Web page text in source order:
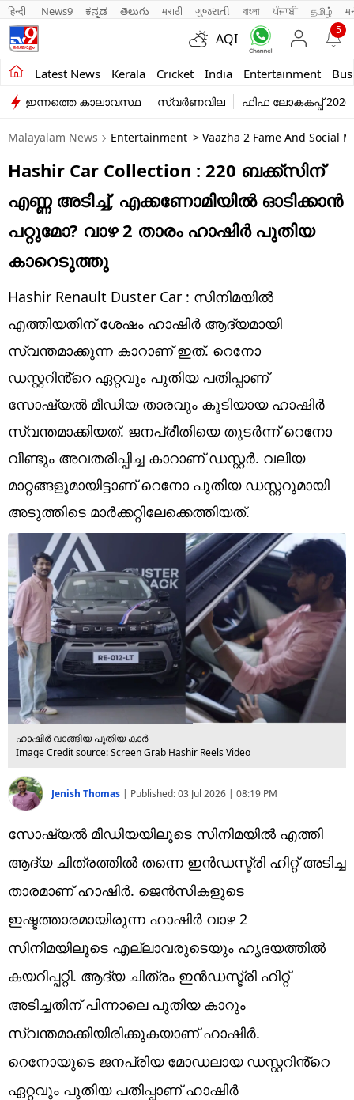
हिन्दी News9 ಕನ್ನಡ తెలుగు मराठी ગુજરાતી বাংলা ਪੰਜਾਬੀ தமிழ்
AQI
5
Latest News Kerala Cricket India Entertainment
Kerala
India
Entertainment
Business
Education
Sports
Lifestyle
world
Technology
Religion
Web Story
Photo
Short Videos
ഇന്നത്തെ കാലാവസ്ഥ സ്വർണവില ഫിഫ ലോകകപ്പ് 2026
Malayalam News Entertainment > Vaazha 2 Fame And Social
Hashir Car Collection : 220 ബക്ക്സിന്
എണ്ണ അടിച്ച്, എക്കണോമിയിൽ ഓടിക്കാൻ
പറ്റുമോ? വാഴ 2 താരം ഹാഷിർ പുതിയ
കാറെടുത്തു
Hashir Renault Duster Car : സിനിമയിൽ
എത്തിയതിന് ശേഷം ഹാഷിർ ആദ്യമായി
സ്വന്തമാക്കുന്ന കാറാണ് ഇത്. റെനോ
ഡസ്റ്ററിൻ്റെ ഏറ്റവും പുതിയ പതിപ്പാണ്
സോഷ്യൽ മീഡിയ താരവും കൂടിയായ ഹാഷിർ
സ്വന്തമാക്കിയത്. ജനപ്രീതിയെ തുടർന്ന് റെനോ
വീണ്ടും അവതരിപ്പിച്ച കാറാണ് ഡസ്റ്റർ. വലിയ
മാറ്റങ്ങളുമായിട്ടാണ് റെനോ പുതിയ ഡസ്റ്ററുമായി
അടുത്തിടെ മാർക്കറ്റിലേക്കെത്തിയത്.
ഹാഷിർ വാങ്ങിയ പുതിയ കാർ
Image Credit source: Screen Grab Hashir Reels Video
Jenish Thomas | Published:03 Jul 2026 | 08:19 PM
സോഷ്യൽ മീഡിയയിലൂടെ സിനിമയിൽ എത്തി
ആദ്യ ചിത്രത്തിൽ തന്നെ ഇൻഡസ്ട്രി ഹിറ്റ് അടിച്ച
താരമാണ് ഹാഷിർ. ജെൻസികളുടെ
ഇഷ്ടത്താരമായിരുന്ന ഹാഷിർ വാഴ 2
സിനിമയിലൂടെ എല്ലാവരുടെയും ഹൃദയത്തിൽ
കയറിപ്പറ്റി. ആദ്യ ചിത്രം ഇൻഡസ്ട്രി ഹിറ്റ്
അടിച്ചതിന് പിന്നാലെ പുതിയ കാറും
സ്വന്തമാക്കിയിരിക്കുകയാണ് ഹാഷിർ.
റെനോയുടെ ജനപ്രിയ മോഡലായ ഡസ്റ്ററിൻ്റെ
ഏറ്റവും പുതിയ പതിപ്പാണ് ഹാഷിർ